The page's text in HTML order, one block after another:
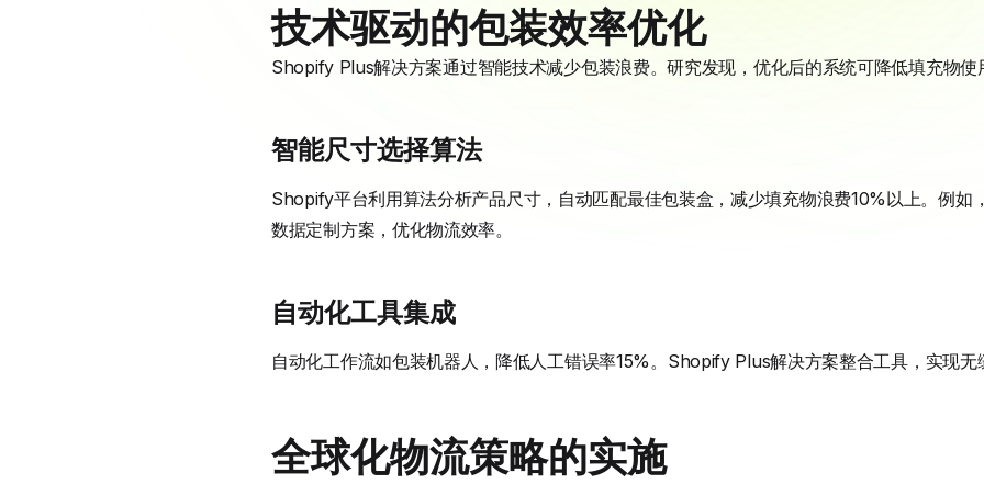
技术驱动的包装效率优化
Shopify Plus解决方案通过智能技术减少包装浪费。研究发现，优化后的系统可降低填充物使
智能尺寸选择算法
Shopify平台利用算法分析产品尺寸，自动匹配最佳包装盒，减少填充物浪费10%以上。例如
数据定制方案，优化物流效率。
自动化工具集成
自动化工作流如包装机器人，降低人工错误率15%。Shopify Plus解决方案整合工具，实现无
全球化物流策略的实施